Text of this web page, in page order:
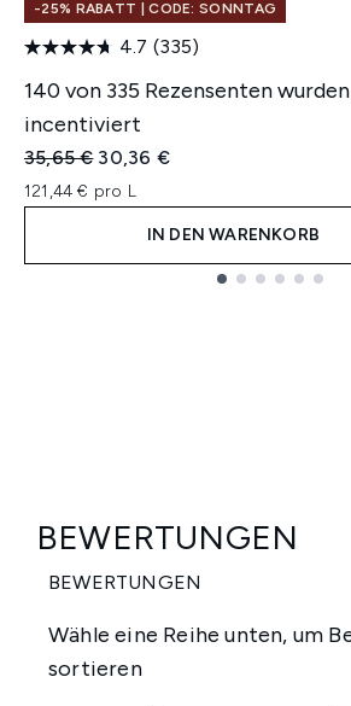
-25% RABATT | CODE: SONNTAG
4.7 (335)
140 von 335 Rezensenten wurden
incentiviert
Unverbindliche Preisempfehlung:
35,65 € Aktueller Preis:
30,36 €
121,44 € pro L
IN DEN WARENKORB